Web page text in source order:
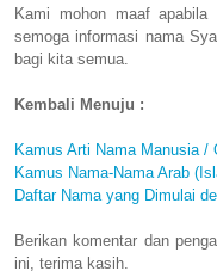
Kami mohon maaf apabila
semoga informasi nama
bagi kita semua.
Kembali Menuju :
Kamus Arti Nama Manusia /
Kamus Nama-Nama Arab
Daftar Nama yang Dimulai
Berikan komentar dan
ini, terima kasih.